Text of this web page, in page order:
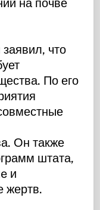
что
По его
Он также
штата,
и
жертв.